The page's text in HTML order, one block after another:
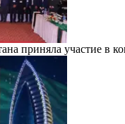
приняла участие в